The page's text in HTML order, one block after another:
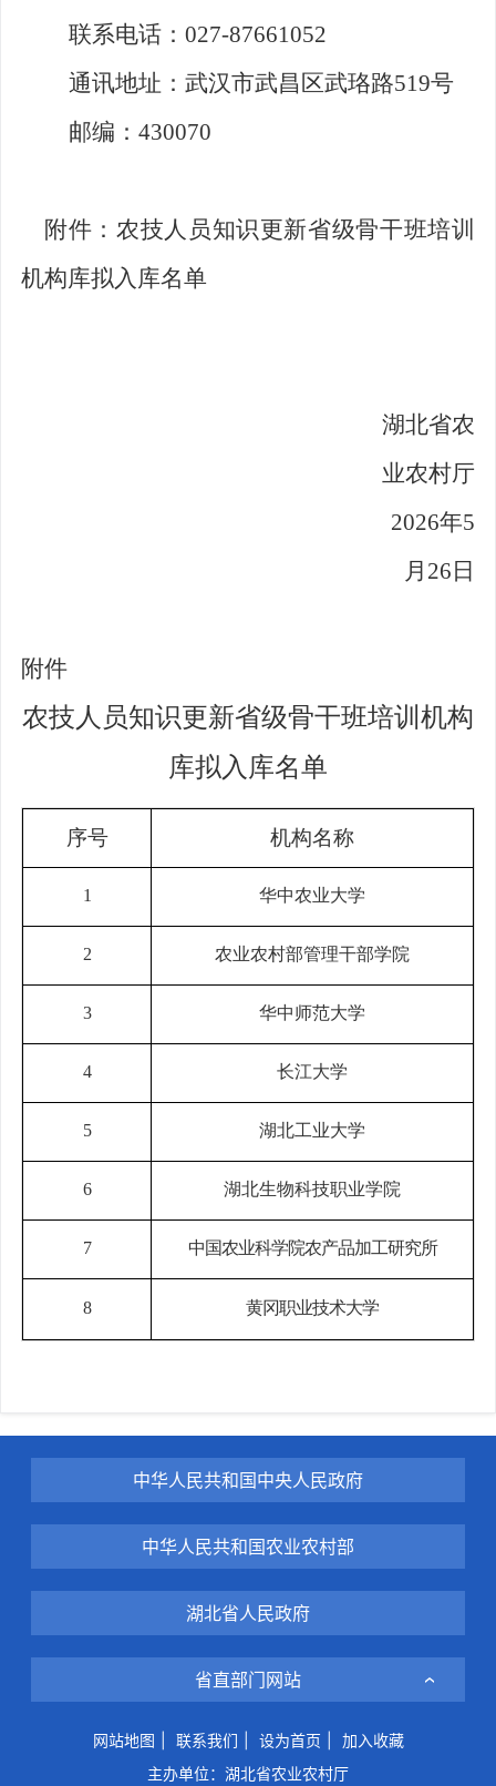
联系电话： 027-87661052
通讯地址：武汉市武昌区武珞路519号
邮编： 430070
附件： 农技人员知识更新省级骨干班培训
机构库拟入库名单
湖北省农
业农村厅
2026年5
月 26 日
附件
农技人员知识更新省级骨干班培训机构
库拟入库名单
序号 机构名称
1 华中农业大学
2 农业农村部管理干部学院
3 华中师范大学
4 长江大学
5 湖北工业大学
6 湖北生物科技职业学院
7 中国农业科学院农产品加工研究所
8 黄冈职业技术大学
中华人民共和国中央人民政府
中华人民共和国农业农村部
湖北省人民政府
省直部门网站
网站地图 联系我们 设为首页
加入收藏
主办单位：湖北省农业农村厅